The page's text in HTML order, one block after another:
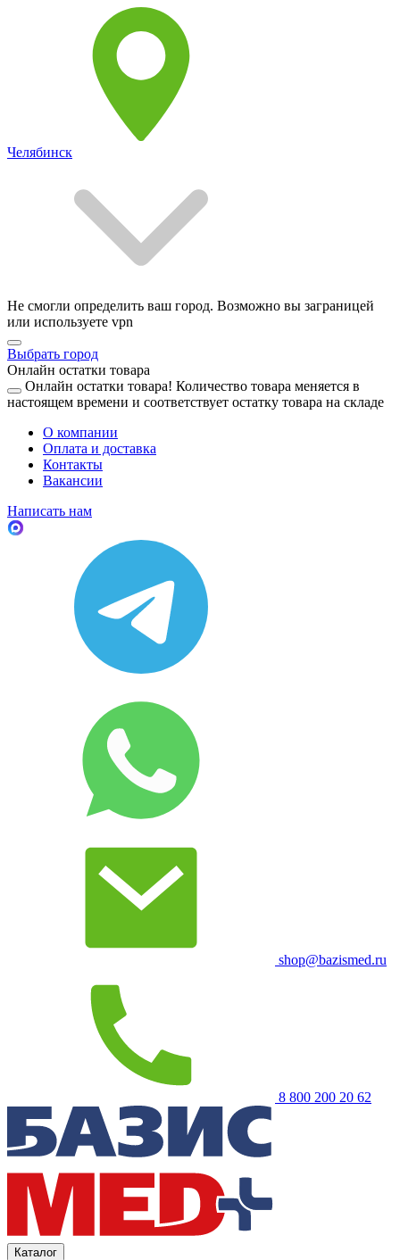
Челябинск
Не смогли определить ваш город. Возможно вы заграницей
или используете vpn
Выбрать город
Онлайн остатки товара
Онлайн остатки товара! Количество товара меняется в
настоящем времени и соответствует остатку товара на складе
О компании
Оплата и доставка
Контакты
Вакансии
Написать нам
shop@bazismed.ru
8 800 200 20 62
Каталог